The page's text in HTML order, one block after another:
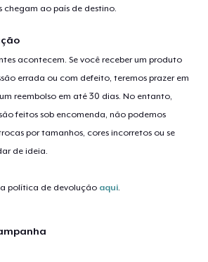
chegam ao país de destino.
acontecem. Se você receber um produto
errada ou com defeito, teremos prazer em
reembolso em até 30 dias. No entanto,
feitos sob encomenda, não podemos
por tamanhos, cores incorretos ou se
de ideia.
política de devolução aqui